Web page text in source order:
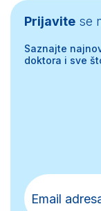
Prijavite se
Saznajte
doktora i sve